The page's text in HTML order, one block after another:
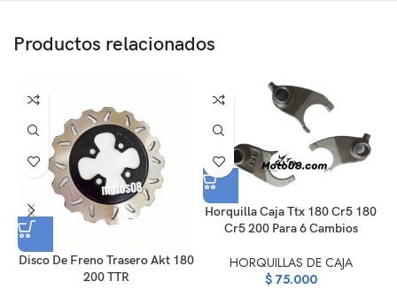
Productos relacionados
Disco De Freno Trasero Akt 180
200 TTR
Horquilla Caja Ttx 180 Cr5 180
Cr5 200 Para 6 Cambios
HORQUILLAS DE CAJA
$75.000